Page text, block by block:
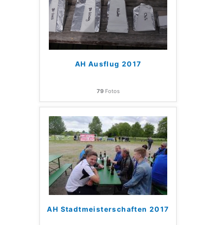
AH Ausflug 2017
79Fotos
AH Stadtmeisterschaften 2017